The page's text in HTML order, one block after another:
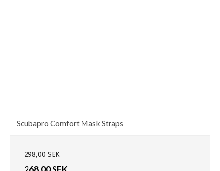
Scubapro Comfort Mask Straps
298,00 SEK
268,00 SEK